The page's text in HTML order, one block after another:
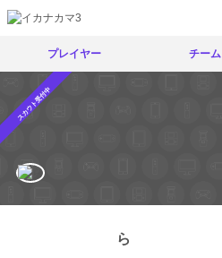
プレイヤー チーム
スカウト受付中
ら